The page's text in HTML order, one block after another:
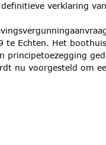
verklaring
te Echten. Het
principetoezegging
nu voorgesteld om